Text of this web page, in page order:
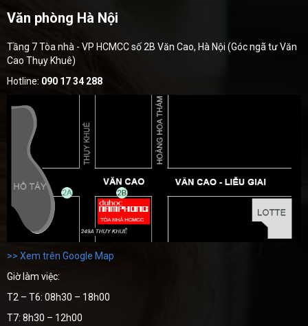
Văn phòng Hà Nội
Tầng 7 Tòa nhà - VP HCMCC số 2B Văn Cao, Hà Nội (Góc ngã tư Văn
Cao Thụy Khuê)
Hotline: 090 17 34 288
>> Xem trên Google Map
Giờ làm việc:
T2 – T6: 08h30 – 18h00
T7: 8h30 – 12h00